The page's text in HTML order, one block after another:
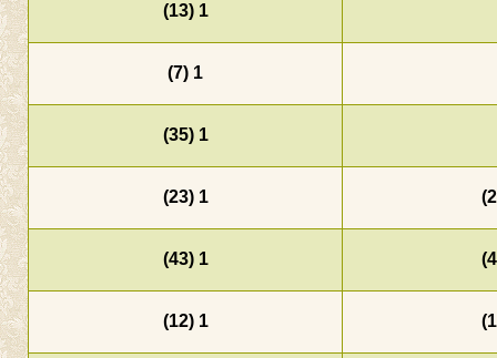
1 (13)
1 (7)
1 (35)
1 (23)
1 (43)
1 (12)